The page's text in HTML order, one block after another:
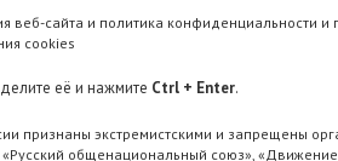
веб-сайта и политика конфиденциальности
cookies
её и нажмите Ctrl + Enter.
признаны экстремистскими и запрещены
общенациональный союз»,